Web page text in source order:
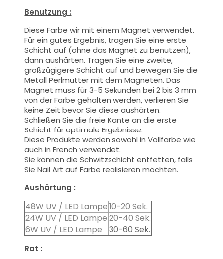
Benutzung :
Diese Farbe wir mit einem Magnet verwendet.
Für ein gutes Ergebnis, tragen Sie eine erste
Schicht auf (ohne das Magnet zu benutzen),
dann aushärten. Tragen Sie eine zweite,
großzügigere Schicht auf und bewegen Sie die
MetallPerlmuttermit dem Magneten. Das
Magnet muss für 3-5 Sekunden bei 2 bis 3 mm
von der Farbe gehalten werden, verlieren Sie
keine Zeit bevor Sie diese aushärten.
Schließen Sie die freie Kante an die erste
Schicht für optimale Ergebnisse.
Diese Produkte werdensowohl in Vollfarbe wie
auchin French verwendet.
Sie können dieSchwitzschicht entfetten, falls
Sie Nail Art auf Farbe realisieren möchten.
Aushärtung :
48W UV / LED Lampe10-20 Sek.
24W UV / LED Lampe 20-40 Sek.
6W UV / LED Lampe
30-60 Sek.
Rat :